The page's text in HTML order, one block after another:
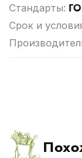
Стандарты:
Срок и